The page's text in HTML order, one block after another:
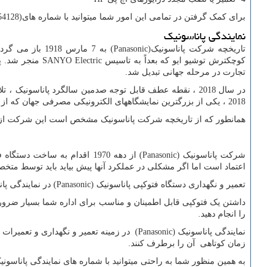
برای کمک گرفتن در تمامی این امور شما میتوانید با شماره های(66954128-66954189) نمایندگی اچ پی
نمایندگی پاناسونیک
تاریخچه شرکت پاناسونیک(Panasonic
) به 7 مارس
کوچکترش توشیو ایو که بعداً به تاسیسSANYO Electric منجر شد.
تجارت در مرحله جهانی تبدیل شد.
در سال 2018 ، نقطه عطف قابل توجه صدمین سالگرد پاناسونیک ، تلاشهای گسترده ای در حال انجام است تا عزم ما را برای برداشتن قدم جدید به جلو با پیاده روی در پای بنیانگذار ما نشان دهد. در نمایشگاه بین المللی
2018 ، یکی از بزرگترین نمایشگاههای الکترونیکی مصرفی جهان که از 9 تا 12 ژانویه 2018 در لاس وگاس ایالات متحده برگزار شد ، پاناسونیک تاریخ 100 ساله خود ، محصولات قابل توجه و چشم انداز آینده را معرفی کرد.
همانطور که از تاریخچه شرکت پاناسونیک مشخص است این شرکت از
شرکت پاناسونیک Panasonic)) از دهه 1970 اقدام به ساخت دستگاه فتوکپی کرده و جزو مارک های پیشرو درساخت ماشین های اداری به ویژه دستگاه های فتوکپی است. دستگاه فتوکپی پاناسونیک
اعتماد است اما اگر مشکلی در عملکرد آنها پیش بیاید باید توسط
تعمیر و نگهداری دستگاه فتوکپی پاناسونیک Panasonic)) در نمایندگی
داشتن یک فتوکپی قابل اطمینان و مناسب برای اداره شما بسیار
را انجام دهید.
نمایندگی پاناسونیک Panasonic)) در زمینه تعمیر و نگهداری و
زمان کوتاهی آن را برطرف کنند.
به همین منظور شما به راحتی میتوانید با شماره های نمایندگی پاناسونیک (66954128-66954189) تماس حاصل